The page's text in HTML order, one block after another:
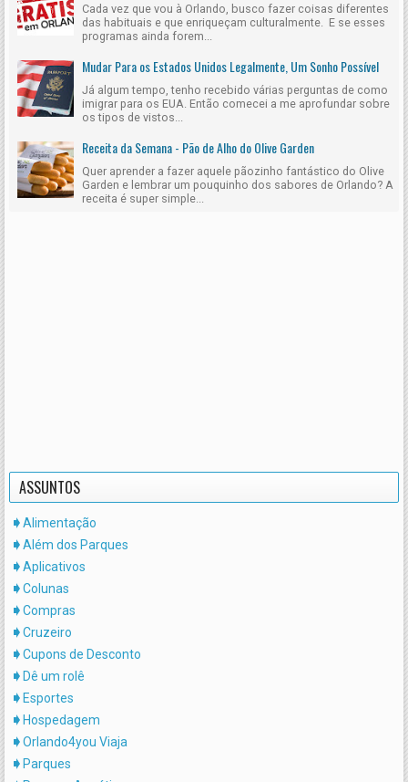
Cada vez que vou à Orlando, busco fazer coisas diferentes
das habituais e que enriqueçam culturalmente. E se esses
programas ainda forem...
Mudar Para os Estados Unidos Legalmente, Um Sonho Possível
Já algum tempo, tenho recebido várias perguntas de como
imigrar para os EUA. Então comecei a me aprofundar sobre
os tipos de vistos...
Receita da Semana - Pão de Alho do Olive Garden
Quer aprender a fazer aquele pãozinho fantástico do Olive
Garden e lembrar um pouquinho dos sabores de Orlando? A
receita é super simple...
ASSUNTOS
Alimentação
Além dos Parques
Aplicativos
Colunas
Compras
Cruzeiro
Cupons de Desconto
Dê um rolê
Esportes
Hospedagem
Orlando4you Viaja
Parques